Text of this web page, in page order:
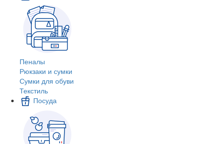
Пеналы
Рюкзаки и сумки
Сумки для обуви
Текстиль
Посуда